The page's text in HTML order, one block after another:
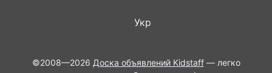
Укр
©2008—2026 Доска объявлений Kidstaff— легко